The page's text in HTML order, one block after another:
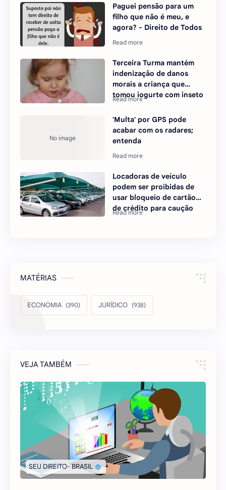
Paguei pensão para um
filho que não é meu, e
agora? - Direito de Todos
Terceira Turma mantém
indenização de danos
morais a criança que
tomou iogurte com inseto
'Multa' por GPS pode
acabar com os radares;
entenda
Locadoras de veículo
podem ser proibidas de
usar bloqueio de cartão
de crédito para caução
MATÉRIAS
ECONOMIA JURÍDICO
VEJA TAMBÉM